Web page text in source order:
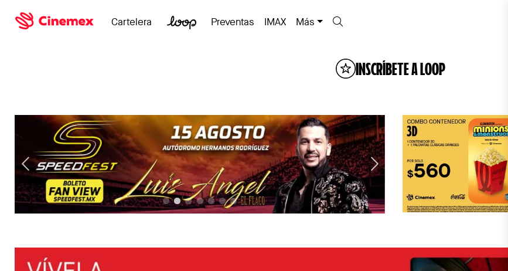
Cartelera Preventas IMAX Más
INSCRÍBETE A LOOP